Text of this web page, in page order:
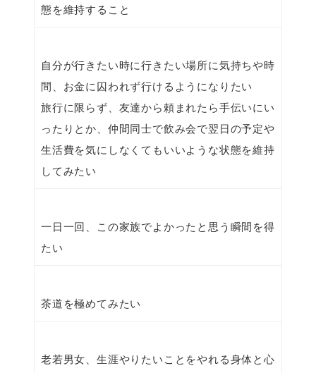
態を維持すること
自分が行きたい時に行きたい場所に気持ちや時
間、お金に囚われず行けるようになりたい
旅行に限らず、友達から頼まれたら手伝いにい
ったりとか、仲間同士で飲み会で翌日の予定や
生活費を気にしなくてもいいような状態を維持
してみたい
一日一回、この家族でよかったと思う瞬間を得
たい
茶道を極めてみたい
老若男女、生涯やりたいことをやれる身体と心